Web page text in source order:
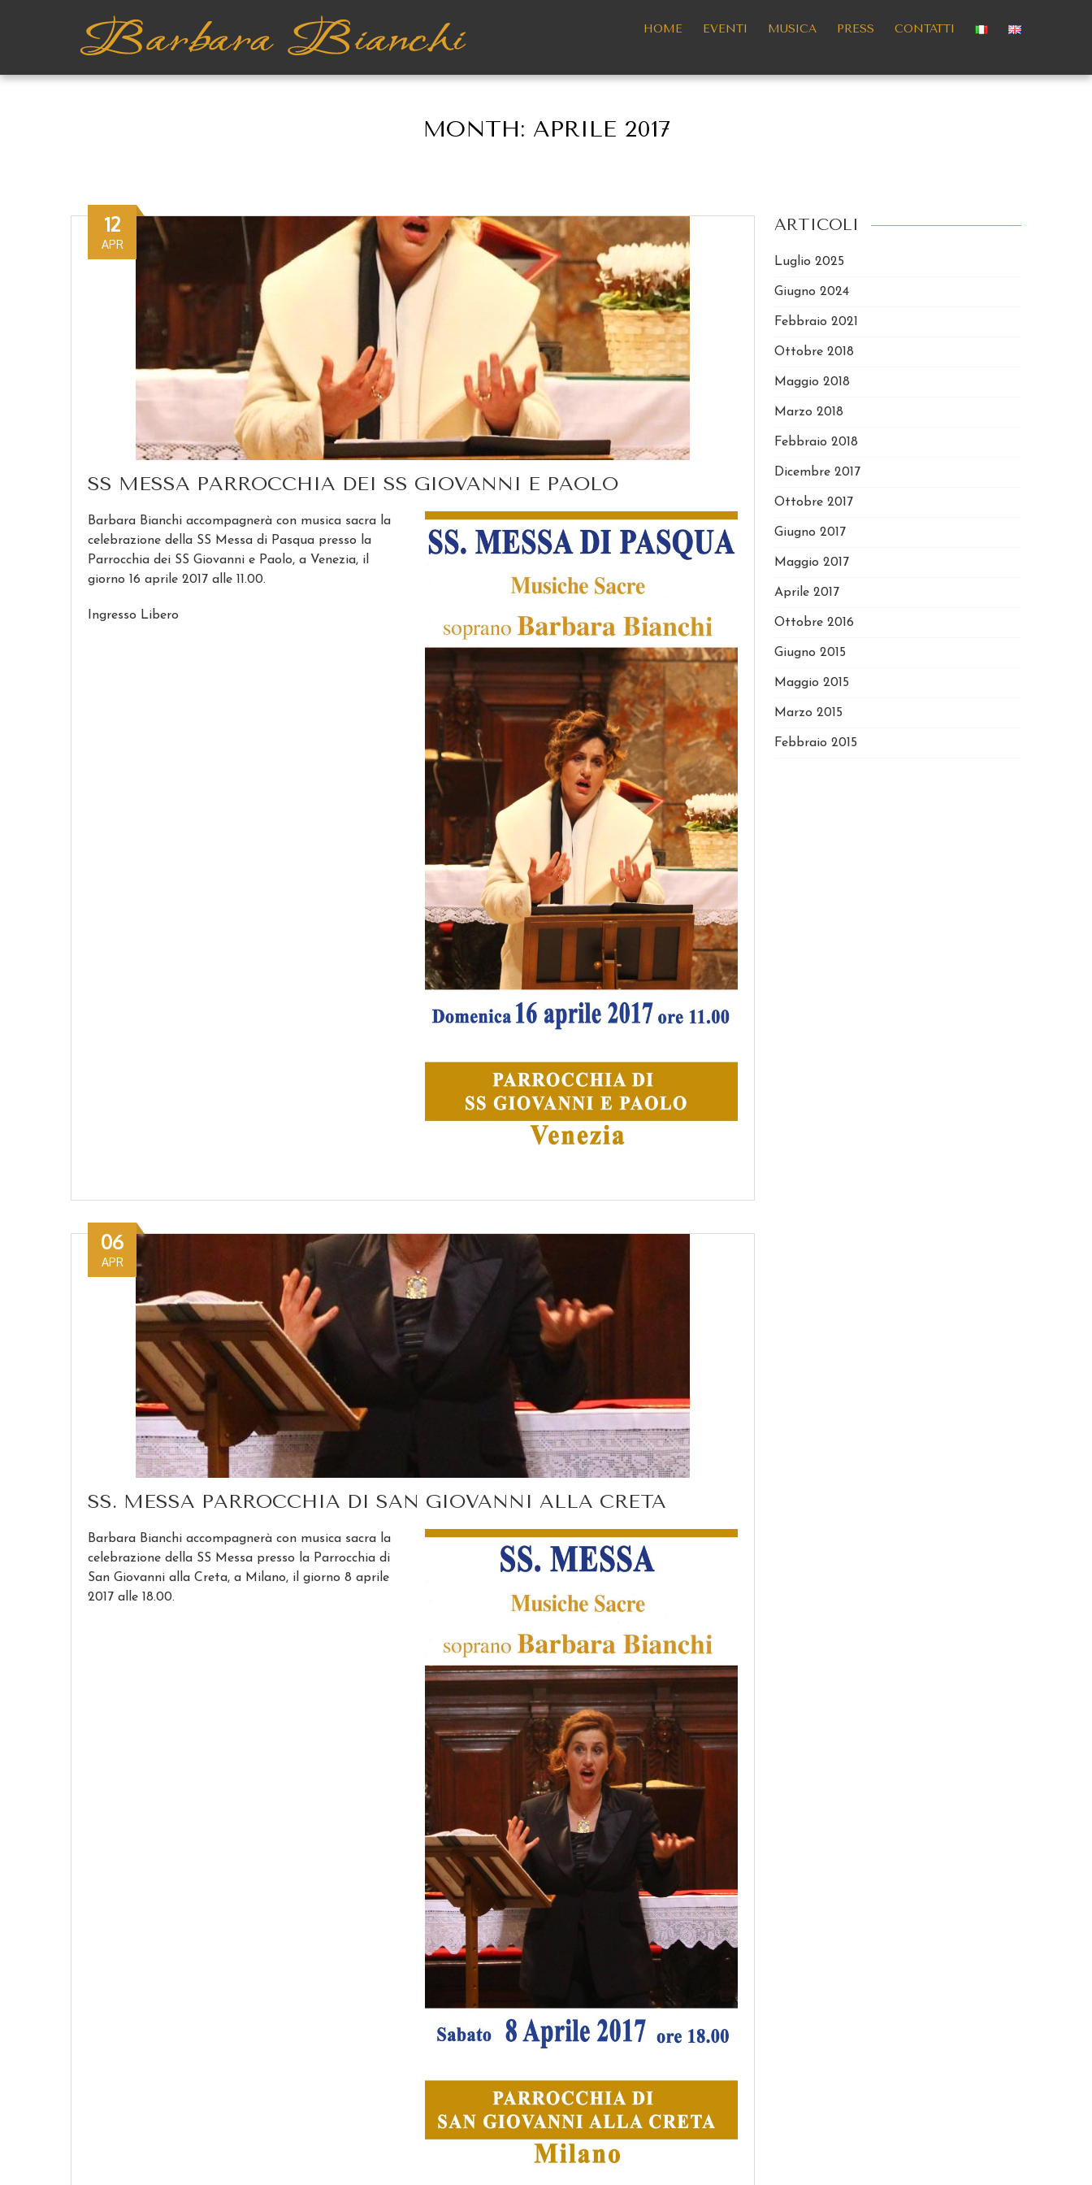
HOME EVENTI MUSICA PRESS CONTATTI
MONTH: APRILE 2017
SS MESSA PARROCCHIA DEI SS GIOVANNI E PAOLO
12
APR
Barbara Bianchi accompagnerà con musica sacra la
celebrazione della SS Messa di Pasqua presso la
Parrocchia dei SS Giovanni e Paolo, a Venezia, il
giorno 16 aprile 2017 alle 11.00.
Ingresso Libero
SS. MESSA PARROCCHIA DI SAN GIOVANNI ALLA CRETA
06
APR
Barbara Bianchi accompagnerà con musica sacra la
celebrazione della SS Messa presso la Parrocchia di
San Giovanni alla Creta, a Milano, il giorno 8 aprile
2017 alle 18.00.
ARTICOLI
Luglio 2025
Giugno 2024
Febbraio 2021
Ottobre 2018
Maggio 2018
Marzo 2018
Febbraio 2018
Dicembre 2017
Ottobre 2017
Giugno 2017
Maggio 2017
Aprile 2017
Ottobre 2016
Giugno 2015
Maggio 2015
Marzo 2015
Febbraio 2015